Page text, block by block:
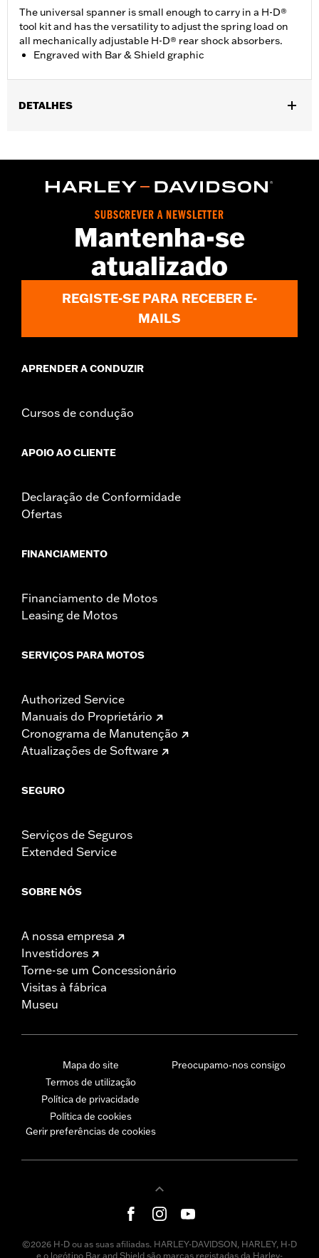
The universal spanner is small enough to carry in a H-D®
tool kit and has the versatility to adjust the spring load on
all mechanically adjustable H-D® rear shock absorbers.
Engraved with Bar & Shield graphic
DETALHES
54000076, 54000077 or Dyna® models with Premium Emulsion
Shocks P/N 54000066.
Each
Spanner tool only
1 year limited warranty – Go towww.h-
for full details
SUBSCREVER A NEWSLETTER
Mantenha-se
atualizado
REGISTE-SE PARA RECEBER E-
MAILS
APRENDER A CONDUZIR
Cursos de condução
APOIO AO CLIENTE
Declaração de Conformidade
Ofertas
FINANCIAMENTO
Financiamento de Motos
Leasing de Motos
SERVIÇOS PARA MOTOS
Authorized Service
Manuais do Proprietário
Cronograma de Manutenção
Atualizações de Software
SEGURO
Serviços de Seguros
Extended Service
SOBRE NÓS
A nossa empresa
Investidores
Torne-se um Concessionário
Visitas à fábrica
Museu
Mapa do site
Termos de utilização
Política de privacidade
Política de cookies
Gerir preferências de cookies
Preocupamo-nos consigo
©2026 H-D ou as suas afiliadas. HARLEY-DAVIDSON, HARLEY, H-D
e o logótipo Bar and Shield são marcas registadas da Harley-